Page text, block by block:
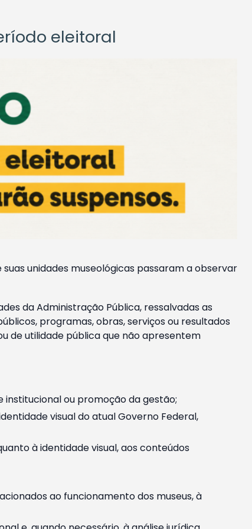
eleitoral
unidades museológicas passaram a observar
da Administração Pública, ressalvadas as
programas, obras, serviços ou resultados
de utilidade pública que não apresentem
ou promoção da gestão;
visual do atual Governo Federal,
à identidade visual, aos conteúdos
ao funcionamento dos museus, à